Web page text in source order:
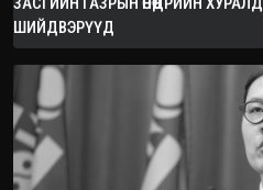
ШИЙДВЭРҮҮД